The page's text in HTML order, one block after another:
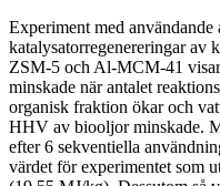
Experiment med användande
katalysatorregenereringar av
ZSM-5 och Al-MCM-41
minskade när antalet
organisk fraktion ökar och
HHV av biooljor minskade.
efter 6 sekventiella
värdet för experimentet som